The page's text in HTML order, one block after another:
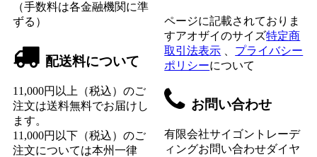
（手数料は各金融機関に準
ずる）
配送料について
11,000円以上（税込）のご
注文は送料無料でお届けし
ます。
11,000円以下（税込）のご
注文については本州一律
ページに記載されておりま
すアオザイのサイズ特定商
取引法表示
プライバシー
ポリシーについて
お問い合わせ
有限会社サイゴントレーデ
ィングお問い合わせダイヤ